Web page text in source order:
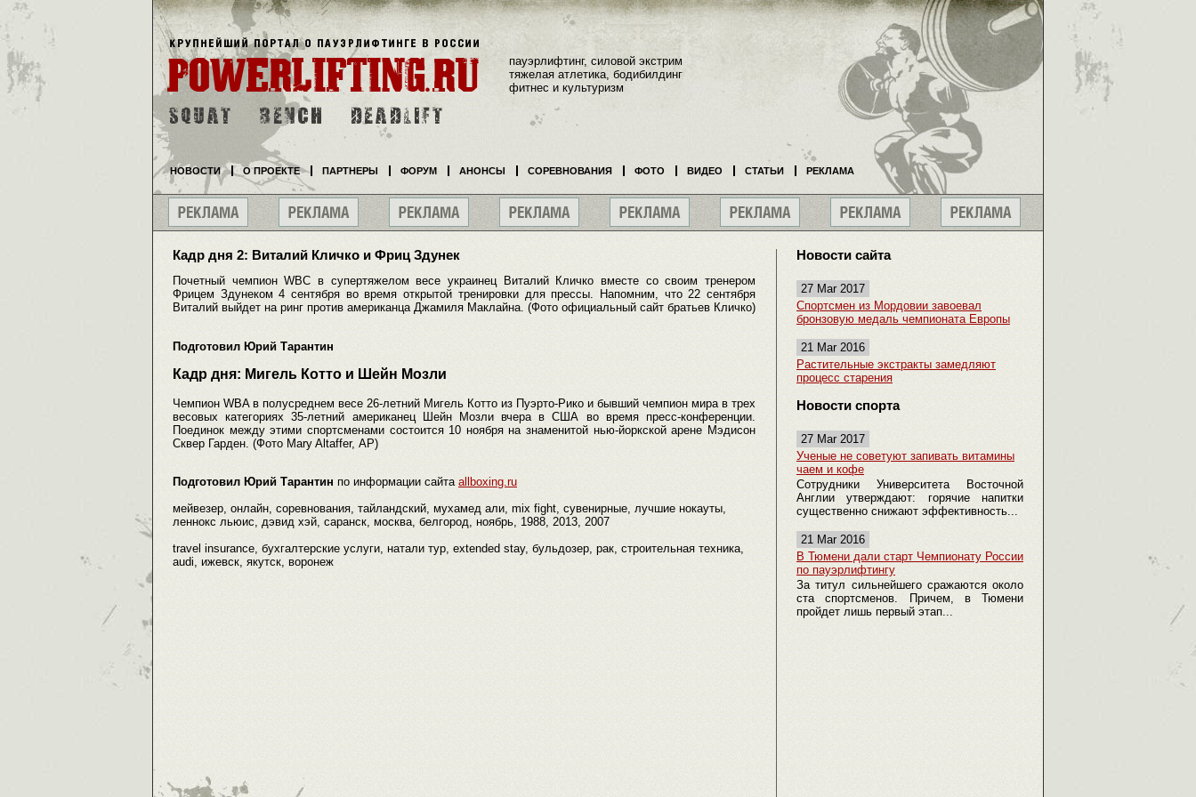
Кадр дня 2: Виталий Кличко и Фриц Здунек
Почетный чемпион WBC в супертяжелом весе украинец Виталий Кличко вместе со своим тренером
Фрицем Здунеком 4 сентября во время открытой тренировки для прессы. Напомним, что 22 сентября
Виталий выйдет на ринг против американца Джамиля Маклайна. (Фото официальный сайт братьев Кличко)
Подготовил Юрий Тарантин
Кадр дня: Мигель Котто и Шейн Мозли
Чемпион WBA в полусреднем весе 26-летний Мигель Котто из Пуэрто-Рико и бывший чемпион мира в трех
весовых категориях 35-летний американец Шейн Мозли вчера в США во время пресс-конференции.
Поединок между этими спортсменами состоится 10 ноября на знаменитой нью-йоркской арене Мэдисон
Сквер Гарден. (Фото Mary Altaffer, АР)
Подготовил Юрий Тарантин по информации сайта allboxing.ru
мейвезер, онлайн, соревнования, тайландский, мухамед али, mix fight, сувенирные, лучшие нокауты,
леннокс льюис, дэвид хэй, саранск, москва, белгород, ноябрь, 1988, 2013, 2007
travel insurance, бухгалтерские услуги, натали тур, extended stay, бульдозер, рак, строительная техника,
audi, ижевск, якутск, воронеж
Новости сайта
27 Mar 2017
Спортсмен из Мордовии завоевал
бронзовую медаль чемпионата Европы
21 Mar 2016
Растительные экстракты замедляют
процесс старения
Новости спорта
27 Mar 2017
Ученые не советуют запивать витамины
чаем и кофе
Сотрудники Университета Восточной
Англии утверждают: горячие напитки
существенно снижают эффективность...
21 Mar 2016
В Тюмени дали старт Чемпионату России
по пауэрлифтингу
За титул сильнейшего сражаются около
ста спортсменов. Причем, в Тюмени
пройдет лишь первый этап...
пауэрлифтинг, силовой экстрим
тяжелая атлетика, бодибилдинг
фитнес и культуризм
НОВОСТИ О ПРОЕКТЕ ПАРТНЕРЫ ФОРУМ АНОНСЫ СОРЕВНОВАНИЯ ФОТО ВИДЕО СТАТЬИ РЕКЛАМА